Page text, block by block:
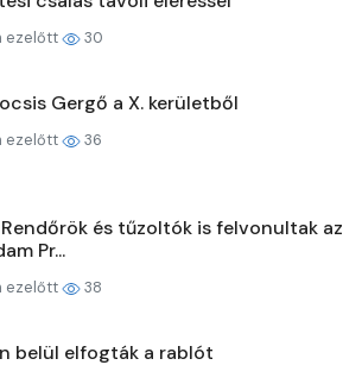
ezelőtt 30
Gergő a X. kerületből
ezelőtt 36
és tűzoltók is felvonultak az
Pr...
ezelőtt 38
belül elfogták a rablót